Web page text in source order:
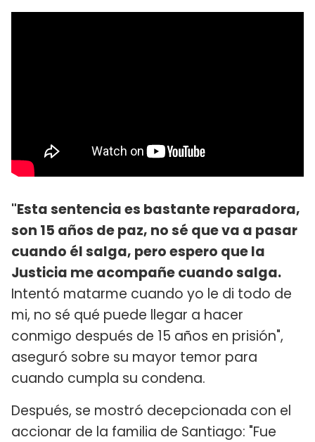
"Esta sentencia es bastante reparadora,
son 15 años de paz, no sé que va a pasar
cuando él salga, pero espero que la
Justicia me acompañe cuando salga.
Intentó matarme cuando yo le di todo de
mi, no sé qué puede llegar a hacer
conmigo después de 15 años en prisión",
aseguró sobre su mayor temor para
cuando cumpla su condena.
Después, se mostró decepcionada con el
accionar de la familia de Santiago: "Fue